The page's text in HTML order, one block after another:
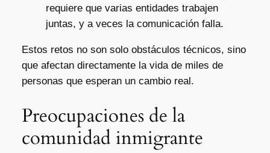
requiere que varias entidades trabajen
juntas, y a veces la comunicación falla.
Estos retos no son solo obstáculos técnicos, sino
que afectan directamente la vida de miles de
personas que esperan un cambio real.
Preocupaciones de la
comunidad inmigrante